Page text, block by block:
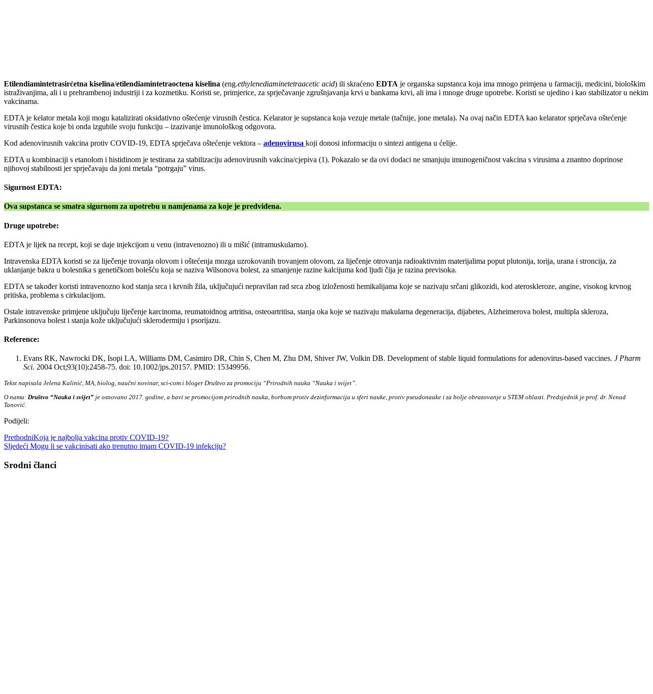
Etilendiamintetrasirćetna kiselina/etilendiamintetraoctena kiselina (eng.ethylenediaminetetraacetic acid) ili skraćeno EDTA je organska supstanca koja ima mnogo primjena u farmaciji, medicini, biološkim
istraživanjima, ali i u prehrambenoj industriji i za kozmetiku. Koristi se, primjerice, za sprječavanje zgrušnjavanja krvi u bankama krvi, ali ima i mnoge druge upotrebe. Koristi se ujedino i kao stabilizator u nekim
vakcinama.
EDTA je kelator metala koji mogu katalizirati oksidativno oštećenje virusnih čestica. Kelarator je supstanca koja vezuje metale (tačnije, jone metala). Na ovaj način EDTA kao kelarator sprječava oštećenje
virusnih čestica koje bi onda izgubile svoju funkciju – izazivanje imunološkog odgovora.
Kod adenovirusnih vakcina protiv COVID-19, EDTA sprječava oštećenje vektora – adenovirusa koji donosi informaciju o sintezi antigena u ćelije.
EDTA u kombinaciji s etanolom i histidinom je testirana za stabilizaciju adenovirusnih vakcina/cjepiva (1). Pokazalo se da ovi dodaci ne smanjuju imunogeničnost vakcina s virusima a znantno doprinose
njihovoj stabilnosti jer sprječavaju da joni metala “potrgaju” virus.
Sigurnost EDTA:
Ova supstanca se smatra sigurnom za upotrebu u namjenama za koje je predviđena.
Druge upotrebe:
EDTA je lijek na recept, koji se daje injekcijom u venu (intravenozno) ili u mišić (intramuskularno).
Intravenska EDTA koristi se za liječenje trovanja olovom i oštećenja mozga uzrokovanih trovanjem olovom, za liječenje otrovanja radioaktivnim materijalima poput plutonija, torija, urana i stroncija, za
uklanjanje bakra u bolesnika s genetičkom bolešću koja se naziva Wilsonova bolest, za smanjenje razine kalcijuma kod ljudi čija je razina previsoka.
EDTA se također koristi intravenozno kod stanja srca i krvnih žila, uključujući nepravilan rad srca zbog izloženosti hemikalijama koje se nazivaju srčani glikozidi, kod ateroskleroze, angine, visokog krvnog
pritiska, problema s cirkulacijom.
Ostale intravenske primjene uključuju liječenje karcinoma, reumatoidnog artritisa, osteoartritisa, stanja oka koje se nazivaju makularna degeneracija, dijabetes, Alzheimerova bolest, multipla skleroza,
Parkinsonova bolest i stanja kože uključujući sklerodermiju i psorijazu.
Reference:
Evans RK, Nawrocki DK, Isopi LA, Williams DM, Casimiro DR, Chin S, Chen M, Zhu DM, Shiver JW, Volkin DB. Development of stable liquid formulations for adenovirus-based vaccines. J Pharm
Sci. 2004 Oct;93(10):2458-75. doi: 10.1002/jps.20157. PMID: 15349956.
Tekst napisala Jelena Kalinić, MA, biolog, naučni novinar, sci-com i bloger Društvo za promociju “Prirodnih nauka “Nauka i svijet”.
O nama: Društvo “Nauka i svijet” je osnovano 2017. godine, a bavi se promocijom prirodnih nauka, borbom protiv dezinformacija u sferi nauke, protiv pseudonauke i za bolje obrazovanje u STEM oblasti. Predsjednik je prof. dr. Nenad
Tanović.
Podijeli:
PrethodniKoja je najbolja vakcina protiv COVID-19?
Sljedeći Mogu li se vakcinisati ako trenutno imam COVID-19 infekciju?
Srodni članci